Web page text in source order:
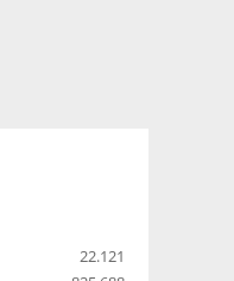
22.121